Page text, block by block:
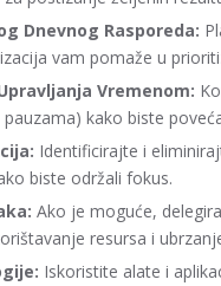
Dnevnog Rasporeda:
vam pomaže u
Vremenom:
kako biste
Identificirajte i
biste održali fokus.
Ako je moguće,
resursa i
Iskoristite alate i